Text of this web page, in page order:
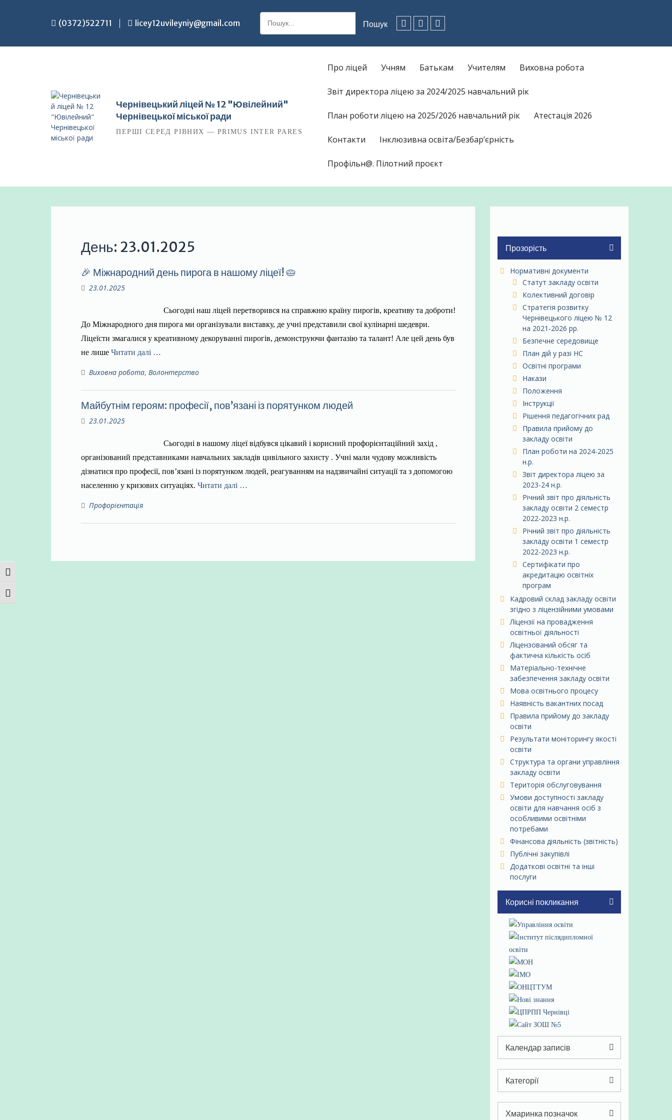
TOGGLE HIGH CONTRAST
TOGGLE FONT SIZE
(0372)522711 licey12uvileyniy@gmail.com
Шукати:
Чернівецький ліцей № 12 "Ювілейний"
Чернівецької міської ради
ПЕРШІ СЕРЕД РІВНИХ — PRIMUS INTER PARES
Про ліцей Учням Батькам Учителям Виховна робота
Звіт директора ліцею за 2024/2025 навчальний рік
План роботи ліцею на 2025/2026 навчальний рік Атестація 2026
Контакти Інклюзивна освіта/Безбар’єрність
Профільн@. Пілотний проєкт
День: 23.01.2025
🎉 Міжнародний день пирога в нашому ліцеї! 🥧
23.01.2025
Сьогодні наш ліцей перетворився на справжню країну пирогів, креативу та доброти!
До Міжнародного дня пирога ми організували виставку, де учні представили свої кулінарні шедеври.
Ліцеїсти змагалися у креативному декоруванні пирогів, демонструючи фантазію та талант! Але цей день був
не лише Читати далі …
Виховна робота, Волонтерство
Майбутнім героям: професії, пов’язані із порятунком людей
23.01.2025
Сьогодні в нашому ліцеї відбувся цікавий і корисний профорієнтаційний захід ,
організований представниками навчальних закладів цивільного захисту . Учні мали чудову можливість
дізнатися про професії, пов’язані із порятунком людей, реагуванням на надзвичайні ситуації та з допомогою
населенню у ​​кризових ситуаціях. Читати далі …
Профорієнтація
Прозорість
Нормативні документи
Статут закладу освіти
Колективний договір
Стратегія розвитку
Чернівецького ліцею № 12
на 2021-2026 рр.
Безпечне середовище
План дій у разі НС
Освітні програми
Накази
Положення
Інструкції
Рішення педагогічних рад
Правила прийому до
закладу освіти
План роботи на 2024-2025
н.р.
Звіт директора ліцею за
2023-24 н.р.
Річний звіт про діяльність
закладу освіти 2 семестр
2022-2023 н.р.
Річний звіт про діяльність
закладу освіти 1 семестр
2022-2023 н.р.
Сертифікати про
акредитацію освітніх
програм
Кадровий склад закладу освіти
згідно з ліцензійними умовами
Ліцензії на провадження
освітньої діяльності
Ліцензований обсяг та
фактична кількість осіб
Матеріально-технічне
забезпечення закладу освіти
Мова освітнього процесу
Наявність вакантних посад
Правила прийому до закладу
освіти
Результати моніторингу якості
освіти
Структура та органи управління
закладу освіти
Територія обслуговування
Умови доступності закладу
освіти для навчання осіб з
особливими освітніми
потребами
Фінансова діяльність (звітність)
Публічні закупівлі
Додаткові освітні та інші
послуги
Корисні покликання
Календар записів
Січень 2025
1
2 3 4
5
Категорії
Категорії
Хмаринка позначок